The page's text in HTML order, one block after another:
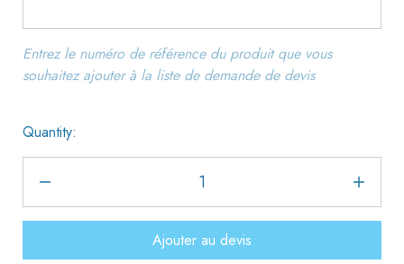
Entrez le numéro de référence du produit que vous
souhaitez ajouter à la liste de demande de devis
Quantity:
Ajouter au devis